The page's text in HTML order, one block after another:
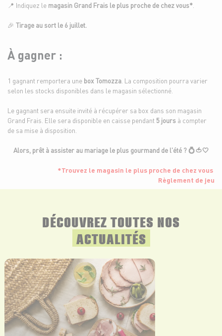
📍 Indiquez le magasin Grand Frais le plus proche de chez vous*
🎉 Tirage au sort le 6 juillet.
À gagner :
1 gagnant remportera une box Tomozza . La composition pourra varier
selon les stocks disponibles dans le magasin sélectionné.
Le gagnant sera ensuite invité à récupérer sa box dans son magasin
Grand Frais. Elle sera disponible en caisse pendant 5 jours à compter
de sa mise à disposition.
Alors, prêt à assister au mariage le plus gourmand de l'été ? 💍🍅🤍
*Trouvez le magasin le plus proche de chez vous
Règlement de jeu
DÉCOUVREZ TOUTES NOS
ACTUALITÉS